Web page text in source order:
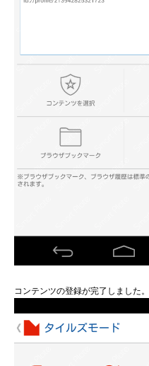
コンテンツの登録が完了しました